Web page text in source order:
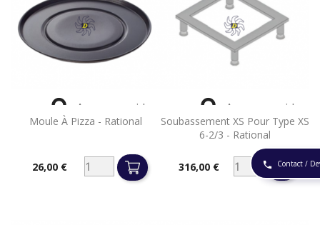
phone Contact /
Moule À Pizza - Rational
Prix26,00 €
 Aperçu rapide
Soubassement XS Pour Type XS
6-2/3 - Rational
Prix316,00 €
 Aperçu rapide